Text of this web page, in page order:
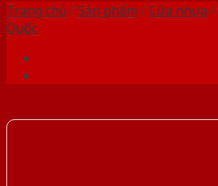
Trang chủ /Sản phẩm /Cửa nhựa /
Quốc